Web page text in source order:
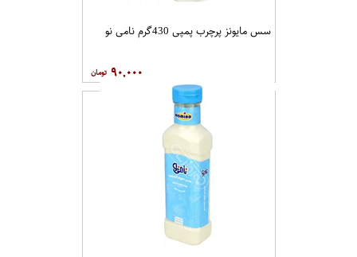
سس مایونز پرچرب پمپی 430گرم نامی نو
۹۰,۰۰۰